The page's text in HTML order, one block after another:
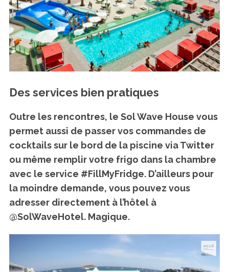
Des services bien pratiques
Outre les rencontres, le Sol Wave House vous
permet aussi de passer vos commandes de
cocktailssur le bord de la piscine via Twitter
ou même remplir votre frigo dans la chambre
avec le service #FillMyFridge. D’ailleurs pour
la moindre demande, vous pouvez vous
adresser directement à l’hôtel à
@SolWaveHotel. Magique.